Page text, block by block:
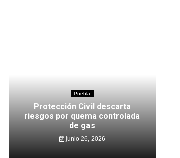
Puebla
Protección Civil descarta
riesgos por quema controlada
de gas
junio 26, 2026